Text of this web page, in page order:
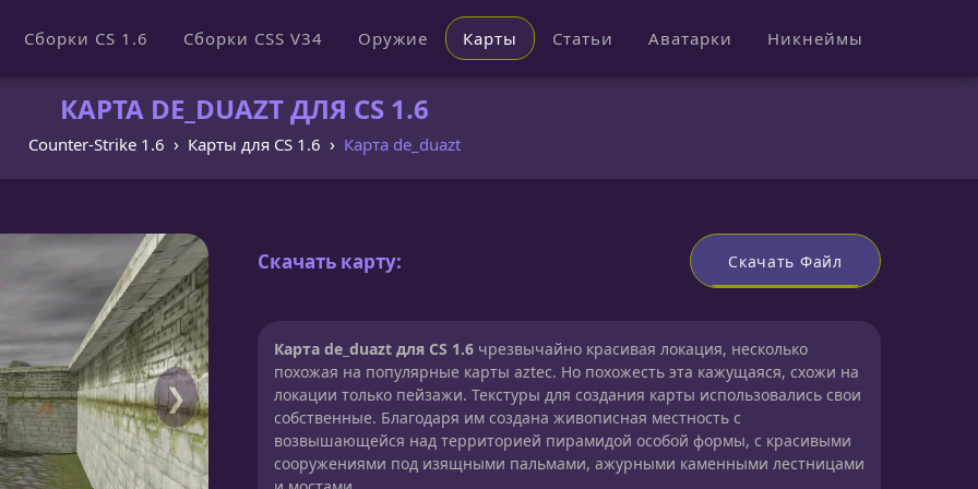
Сборки CS 1.6 Сборки CSS V34 Оружие Карты Статьи Аватарки Никнеймы
КАРТА DE_DUAZT ДЛЯ CS 1.6
Counter-Strike 1.6 Карты для CS 1.6 Карта de_duazt
❯
Скачать карту: Скачать Файл
Карта de_duazt для CS 1.6 чрезвычайно красивая локация, несколько
похожая на популярные карты aztec. Но похожесть эта кажущаяся, схожи на
локации только пейзажи. Текстуры для создания карты использовались свои
собственные. Благодаря им создана живописная местность с
возвышающейся над территорией пирамидой особой формы, с красивыми
сооружениями под изящными пальмами, ажурными каменными лестницами